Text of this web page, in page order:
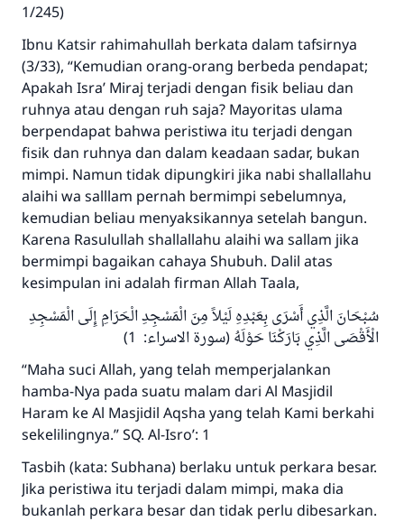
1/245)
Ibnu Katsir rahimahullah berkata dalam tafsirnya
(3/33), “Kemudian orang-orang berbeda pendapat;
Apakah Isra’ Miraj terjadi dengan fisik beliau dan
ruhnya atau dengan ruh saja? Mayoritas ulama
berpendapat bahwa peristiwa itu terjadi dengan
fisik dan ruhnya dan dalam keadaan sadar, bukan
mimpi. Namun tidak dipungkiri jika nabi shallallahu
alaihi wa salllam pernah bermimpi sebelumnya,
kemudian beliau menyaksikannya setelah bangun.
Karena Rasulullah shallallahu alaihi wa sallam jika
bermimpi bagaikan cahaya Shubuh. Dalil atas
kesimpulan ini adalah firman Allah Taala,
سُبْحَانَ الَّذِي أَسْرَى بِعَبْدِهِ لَيْلاً مِنَ الْمَسْجِدِ الْحَرَامِ إِلَى الْمَسْجِدِ
الْأَقْصَى الَّذِي بَارَكْنَا حَوْلَهُ (سورة الاسراء: 1)
“Maha suci Allah, yang telah memperjalankan
hamba-Nya pada suatu malam dari Al Masjidil
Haram ke Al Masjidil Aqsha yang telah Kami berkahi
sekelilingnya.” SQ. Al-Isro’: 1
Tasbih (kata: Subhana) berlaku untuk perkara besar.
Jika peristiwa itu terjadi dalam mimpi, maka dia
bukanlah perkara besar dan tidak perlu dibesarkan.
Jawaban no. 110845
menyelamatkan pernikahan.